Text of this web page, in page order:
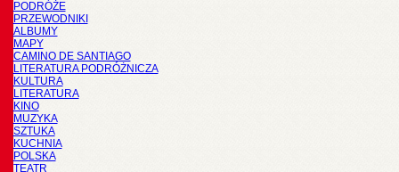
PODRÓŻE
PRZEWODNIKI
ALBUMY
MAPY
CAMINO DE SANTIAGO
LITERATURA PODRÓŻNICZA
KULTURA
LITERATURA
KINO
MUZYKA
SZTUKA
KUCHNIA
POLSKA
TEATR